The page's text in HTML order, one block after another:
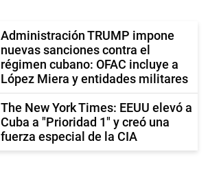
Administración TRUMP impone
nuevas sanciones contra el
régimen cubano: OFAC incluye a
López Miera y entidades militares
The New York Times: EEUU elevó a
Cuba a "Prioridad 1" y creó una
fuerza especial de la CIA